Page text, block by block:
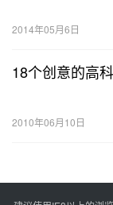
2014年05月6日
18个创意的高
2010年06月10日